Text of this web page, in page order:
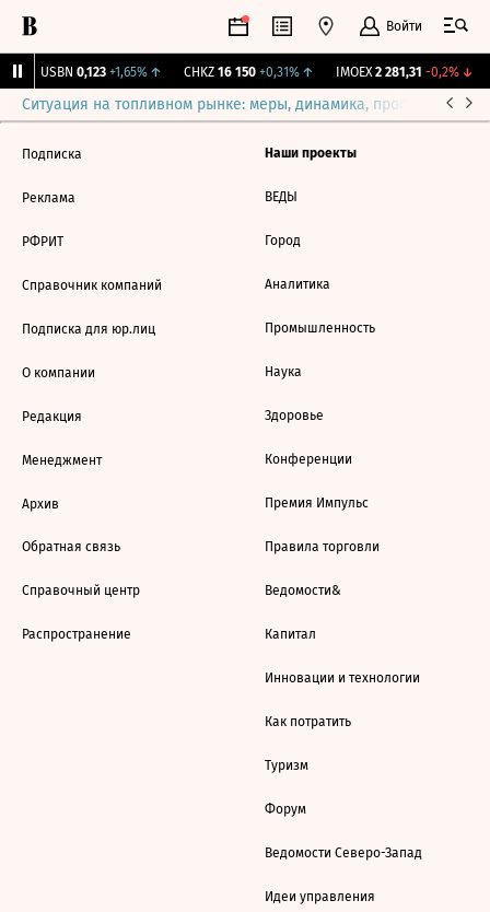
Войти
USBN 0,123 +1,65%↑ CHKZ 16 150 +0,31%↑ IMOEX 2 281,31 -0,2%↓
Ситуация на топливном рынке: меры, динамика, прогнозы
Подписка
Реклама
РФРИТ
Справочник компаний
Подписка для юр.лиц
О компании
Редакция
Менеджмент
Архив
Обратная связь
Справочный центр
Распространение
Наши проекты
ВЕДЫ
Город
Аналитика
Промышленность
Наука
Здоровье
Конференции
Премия Импульс
Правила торговли
Ведомости&
Капитал
Инновации и технологии
Как потратить
Туризм
Форум
Ведомости Северо-Запад
Идеи управления